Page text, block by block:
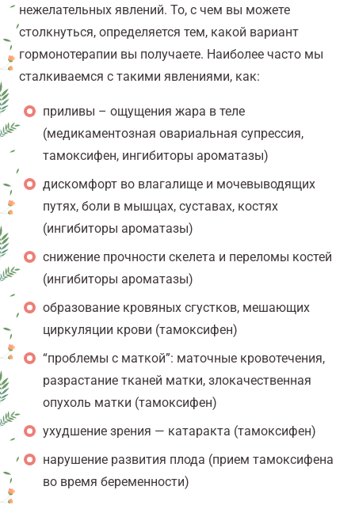
нежелательных явлений. То, с чем вы можете
столкнуться, определяется тем, какой вариант
гормонотерапии вы получаете. Наиболее часто мы
сталкиваемся с такими явлениями, как:
приливы – ощущения жара в теле
(медикаментозная овариальная супрессия,
тамоксифен, ингибиторы ароматазы)
дискомфорт во влагалище и мочевыводящих
путях, боли в мышцах, суставах, костях
(ингибиторы ароматазы)
снижение прочности скелета и переломы костей
(ингибиторы ароматазы)
образование кровяных сгустков, мешающих
циркуляции крови (тамоксифен)
“проблемы с маткой”: маточные кровотечения,
разрастание тканей матки, злокачественная
опухоль матки (тамоксифен)
ухудшение зрения — катаракта (тамоксифен)
нарушение развития плода (прием тамоксифена
во время беременности)